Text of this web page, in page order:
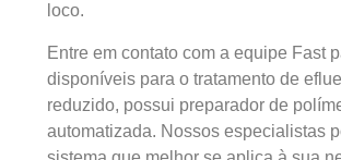
loco.
Entre em contato com a equipe Fast
disponíveis para o tratamento de
reduzido, possui preparador de
automatizada. Nossos especialistas